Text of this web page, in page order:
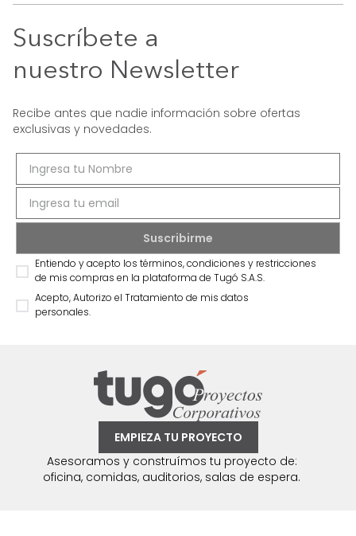
Suscríbete a
nuestro Newsletter
Recibe antes que nadie información sobre ofertas
exclusivas y novedades.
Entiendo y acepto los términos, condiciones y restricciones
de mis compras en la plataforma de Tugó S.A.S.
Acepto, Autorizo el Tratamiento de mis datos
personales.
EMPIEZA TU PROYECTO
Asesoramos y construímos tu proyecto de:
oficina, comidas, auditorios, salas de espera.